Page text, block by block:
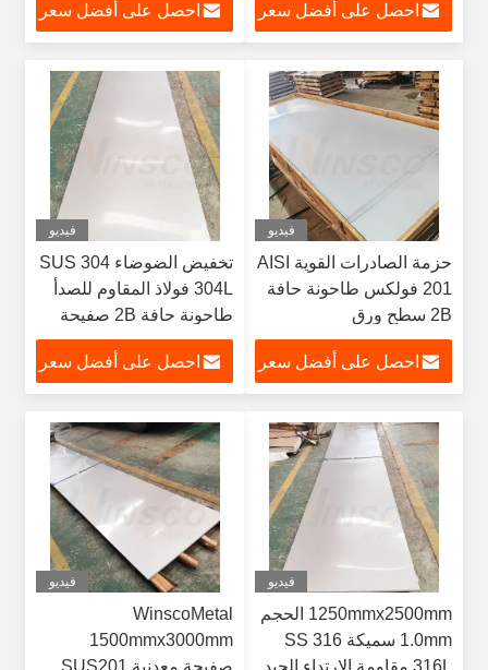
احصل على أفضل سعر
1220mmx2440mm الفولاذ
المقاوم للصدأ الصفيحة
المسالجة باردة
احصل على أفضل سعر
فيديو
حزمة الصادرات القوية AISI
201 فولكس طاحونة حافة
2B سطح ورق
2500mmx1250mmx1.0mm
الفولاذ المقاوم للصدأ
الصفيحة المطاطية الباردة
احصل على أفضل سعر
فيديو
تخفيض الضوضاء SUS 304
304L فولاذ المقاوم للصدأ
طاحونة حافة 2B صفيحة
السطح مع 1250mm
العرض 2550mm الطول
1.0mm سمك
احصل على أفضل سعر
فيديو
1250mmx2500mm الحجم
1.0mm سميكة SS 316
316L مقاومة الارتداء الجيد
فيديو
WinscoMetal
1500mmx3000mm
صفيحة معدنية SUS201